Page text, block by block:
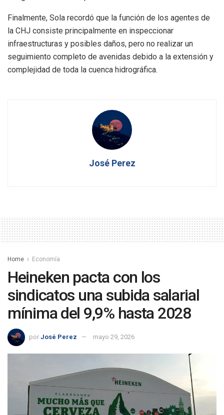
Finalmente, Sola recordó que la función de los agentes de
la CHJ consiste principalmente en inspeccionar
infraestructuras y posibles daños, pero no realizar un
seguimiento completo de avenidas debido a la extensión y
complejidad de toda la cuenca hidrográfica.
José Perez
Home Economía
Heineken pacta con los
sindicatos una subida salarial
mínima del 9,9% hasta 2028
por José Perez mayo 29, 2026